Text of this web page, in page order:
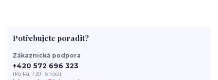
Potřebujete poradit?
Zákaznická podpora
+420 572 696 323
(Po-Pá, 7:30-16 hod.)